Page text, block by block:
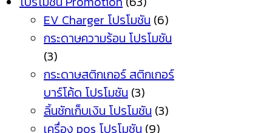
EV Charger โปรโมชัน (6)
กระดาษความร้อน โปรโมชัน
(3)
กระดาษสติกเกอร์ สติกเกอร์
บาร์โค้ด โปรโมชัน (3)
ลิ้นชักเก็บเงิน โปรโมชัน (3)
เครื่อง pos โปรโมชัน (9)